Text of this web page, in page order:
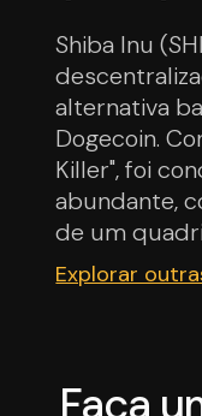
Shiba Inu
alternativa
Dogecoin.
Killer", foi
abundante,
de um
Explorar
Faça